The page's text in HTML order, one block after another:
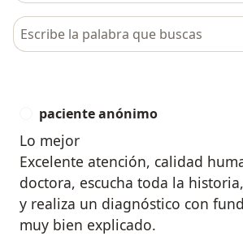
Busca en opiniones
paciente anónimo
Lo mejor
Excelente atención, calidad
doctora, escucha toda la
y realiza un diagnóstico con
muy bien explicado.